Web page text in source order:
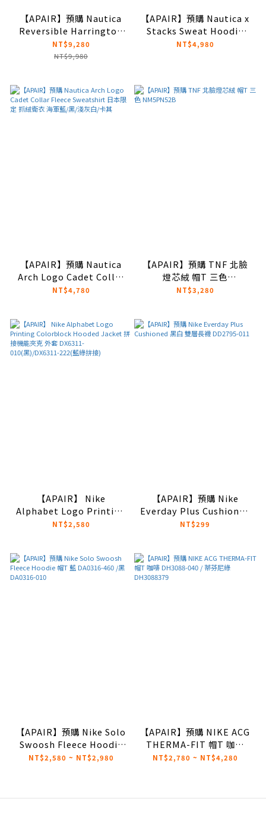
【APAIR】預購 Nautica
Reversible Harrington
Jacket 日本限定 哈林頓夾
克 雙面穿 水洗灰/水洗藍
NT$9,280
NT$9,980
【APAIR】預購 Nautica x
Stacks Sweat Hoodie
LIRK2.4 JP日本限定 雙面
NT$4,980
【APAIR】預購 Nautica
Arch Logo Cadet Collar
Fleece Sweatshirt 日本限
NT$4,780
【APAIR】預購 TNF 北臉
燈芯絨 帽T 三色
NM5PN52B
NT$3,280
【APAIR】 Nike
Alphabet Logo Printing
Colorblock Hooded
222(藍綠拚接)
NT$2,580
【APAIR】預購 Nike
Everday Plus Cushioned
黑白 雙層長襪 DD2795-011
NT$299
【APAIR】預購 Nike Solo
Swoosh Fleece Hoodie
帽T 藍 DA0316-460 /黑
NT$2,580 ~ NT$2,980
【APAIR】預購 NIKE ACG
THERMA-FIT 帽T 咖啡
DH3088-040 / 蒂芬尼綠
NT$2,780 ~ NT$4,280